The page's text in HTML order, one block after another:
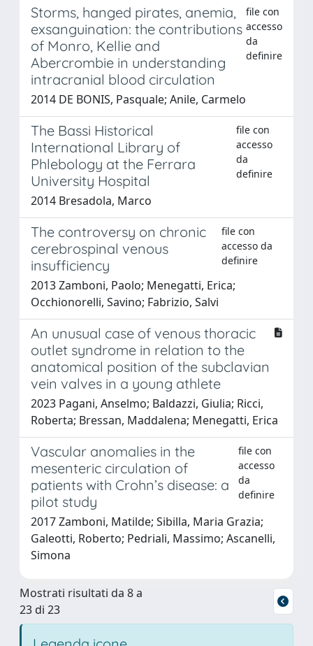
Storms, hanged pirates, anemia,
exsanguination: the contributions
of Monro, Kellie and
Abercrombie in understanding
intracranial blood circulation
file con
accesso
da
definire
2014 DE BONIS, Pasquale; Anile, Carmelo
The Bassi Historical
International Library of
Phlebology at the Ferrara
University Hospital
file con
accesso
da
definire
2014 Bresadola, Marco
The controversy on chronic
cerebrospinal venous
insufficiency
file con
accesso da
definire
2013 Zamboni, Paolo; Menegatti, Erica;
Occhionorelli, Savino; Fabrizio, Salvi
An unusual case of venous thoracic
outlet syndrome in relation to the
anatomical position of the subclavian
vein valves in a young athlete
2023 Pagani, Anselmo; Baldazzi, Giulia; Ricci,
Roberta; Bressan, Maddalena; Menegatti, Erica
Vascular anomalies in the
mesenteric circulation of
patients with Crohn’s disease: a
pilot study
file con
accesso
da
definire
2017 Zamboni, Matilde; Sibilla, Maria Grazia;
Galeotti, Roberto; Pedriali, Massimo; Ascanelli,
Simona
Mostrati risultati da 8 a
23 di 23